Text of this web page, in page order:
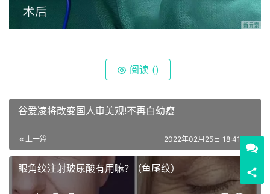
阅读 ()
谷爱凌将改变国人审美观!不再白幼瘦
上一篇 2022年02月25日 18:41:00
眼角纹注射玻尿酸有用嘛? （鱼尾纹）